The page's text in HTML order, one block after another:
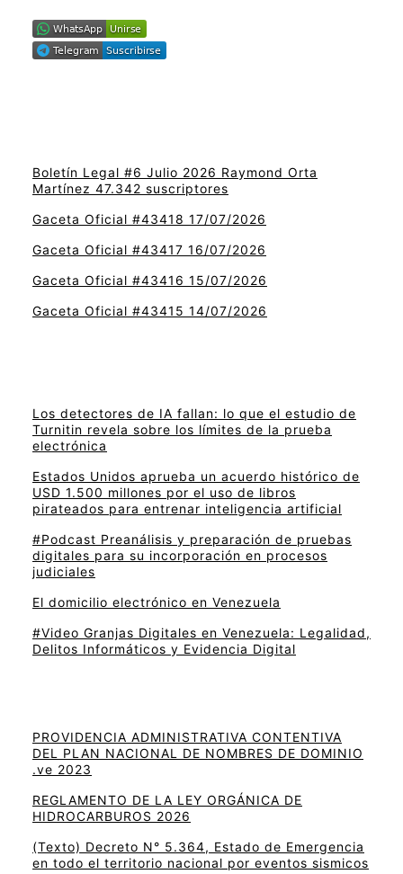
Boletín Legal #6 Julio 2026 Raymond Orta
Martínez 47.342 suscriptores
Gaceta Oficial #43418 17/07/2026
Gaceta Oficial #43417 16/07/2026
Gaceta Oficial #43416 15/07/2026
Gaceta Oficial #43415 14/07/2026
Los detectores de IA fallan: lo que el estudio de
Turnitin revela sobre los límites de la prueba
electrónica
Estados Unidos aprueba un acuerdo histórico de
USD 1.500 millones por el uso de libros
pirateados para entrenar inteligencia artificial
#Podcast Preanálisis y preparación de pruebas
digitales para su incorporación en procesos
judiciales
El domicilio electrónico en Venezuela
#Video Granjas Digitales en Venezuela: Legalidad,
Delitos Informáticos y Evidencia Digital
PROVIDENCIA ADMINISTRATIVA CONTENTIVA
DEL PLAN NACIONAL DE NOMBRES DE DOMINIO
.ve 2023
REGLAMENTO DE LA LEY ORGÁNICA DE
HIDROCARBUROS 2026
(Texto) Decreto N° 5.364, Estado de Emergencia
en todo el territorio nacional por eventos sismicos